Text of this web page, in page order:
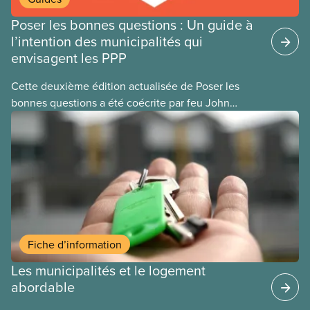
Poser les bonnes questions : Un guide à
l’intention des municipalités qui
envisagent les PPP
Cette deuxième édition actualisée de Poser les
bonnes questions a été coécrite par feu John
Loxley et son fils, le chercheur Salim Loxley. À la
lumière des données et les expériences les plus
récentes au Canada et dans le monde entier, ce
guide examine avec un œil critique les arguments
en faveur et à l’encontre du recours aux
partenariats public-privé (PPP) pour les
infrastructures municipales. Ce texte en ligne est
une adaptation de la version imprimée du guide.
Fiche d’information
Les municipalités et le logement
abordable